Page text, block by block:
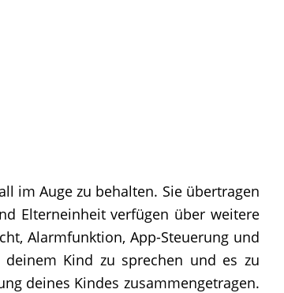
im Auge zu behalten. Sie übertragen
Elterneinheit verfügen über weitere
Alarmfunktion, App-Steuerung und
Kind zu sprechen und es zu
deines Kindes zusammengetragen.